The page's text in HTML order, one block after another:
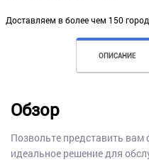
Доставляем в более чем 150
ОПИСАНИЕ
Обзор
Позвольте представить вам
идеальное решение для